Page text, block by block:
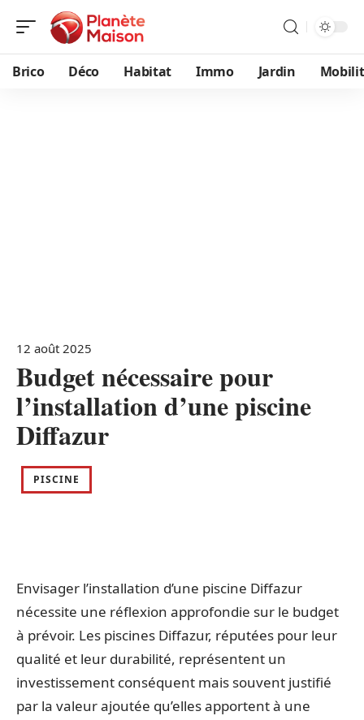
Brico Déco Habitat Immo Jardin
12 août 2025
Budget nécessaire pour
l’installation d’une piscine
Diffazur
PISCINE
Envisager l’installation d’une piscine Diffazur
nécessite une réflexion approfondie sur le budget
à prévoir. Les piscines Diffazur, réputées pour leur
qualité et leur durabilité, représentent un
investissement conséquent mais souvent justifié
par la valeur ajoutée qu’elles apportent à une